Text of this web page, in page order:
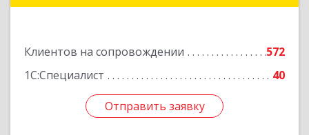
Клиентов на сопровождении
572
1С:Специалист
40
Отправить заявку
Отправить заявку